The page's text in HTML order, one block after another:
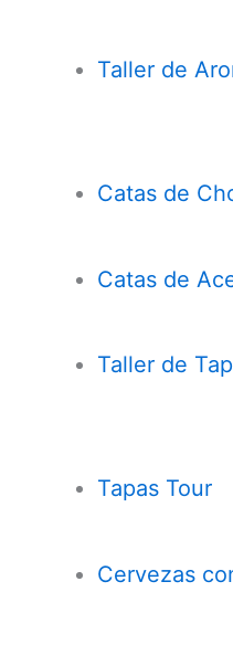
Taller de
Catas de
Catas de
Taller de
Tapas Tour
Cervezas